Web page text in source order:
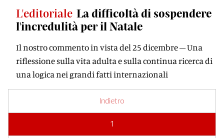
L'editoriale La difficoltà di sospendere
l'incredulità per il Natale
Il nostro commento in vista del 25 dicembre – Una
riflessione sulla vita adulta e sulla continua ricerca di
una logica nei grandi fatti internazionali
Indietro
1